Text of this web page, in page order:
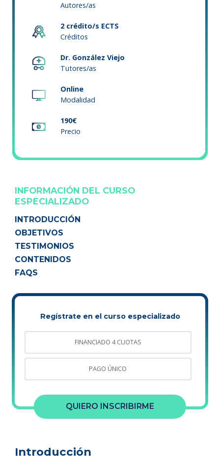
Autores/as
2 crédito/s ECTS
Créditos
Dr. González Viejo
Tutores/as
Online
Modalidad
190€
Precio
INFORMACIÓN DEL CURSO
ESPECIALIZADO
INTRODUCCIÓN
OBJETIVOS
TESTIMONIOS
CONTENIDOS
FAQS
Regístrate en el curso especializado
FINANCIADO 4 CUOTAS
PAGO ÚNICO
QUIERO INSCRIBIRME
Introducción